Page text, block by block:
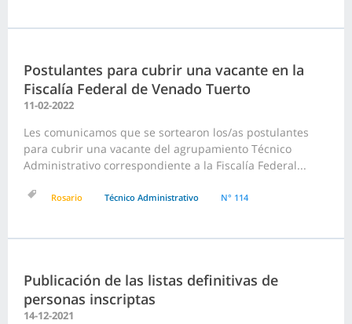
Postulantes para cubrir una vacante en la
Fiscalía Federal de Venado Tuerto
11-02-2022
Les comunicamos que se sortearon los/as postulantes
para cubrir una vacante del agrupamiento Técnico
Administrativo correspondiente a la Fiscalía Federal...
Rosario Técnico Administrativo N° 114
Publicación de las listas definitivas de
personas inscriptas
14-12-2021